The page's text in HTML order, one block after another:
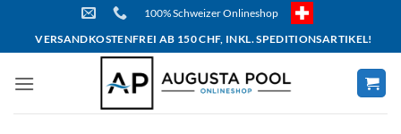
content
100% Schweizer Onlineshop
VERSANDKOSTENFREI AB 150 CHF, INKL. SPEDITIONSARTIKEL!